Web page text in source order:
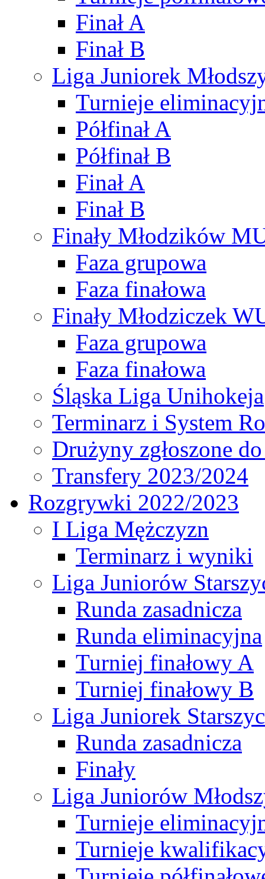
Finał A
Finał B
Liga Juniorek
Turnieje
Półfinał A
Półfinał B
Finał A
Finał B
Finały Młodzików
Faza grupowa
Faza finałowa
Finały Młodziczek
Faza grupowa
Faza finałowa
Śląska Liga Unihokeja
Terminarz i System
Drużyny zgłoszone
Transfery 2023/2024
Rozgrywki 2022/2023
I Liga Mężczyzn
Terminarz i wyniki
Liga Juniorów
Runda zasadnicza
Runda eliminacyjna
Turniej finałowy A
Turniej finałowy B
Liga Juniorek
Runda zasadnicza
Finały
Liga Juniorów
Turnieje
Turnieje